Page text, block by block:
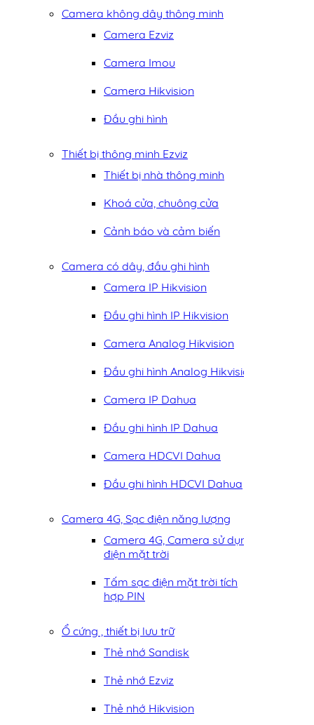
Camera không dây thông minh
Camera Ezviz
Camera Imou
Camera Hikvision
Đầu ghi hình
Thiết bị thông minh Ezviz
Thiết bị nhà thông minh
Khoá cửa, chuông cửa
Cảnh báo và cảm biến
Camera có dây, đầu ghi hình
Camera IP Hikvision
Đầu ghi hình IP Hikvision
Camera Analog Hikvision
Đầu ghi hình Analog Hikvision
Camera IP Dahua
Đầu ghi hình IP Dahua
Camera HDCVI Dahua
Đầu ghi hình HDCVI Dahua
Camera 4G, Sạc điện năng lượng
Camera 4G, Camera sử dụng
điện mặt trời
Tấm sạc điện mặt trời tích
hợp PIN
Ổ cứng , thiết bị lưu trữ
Thẻ nhớ Sandisk
Thẻ nhớ Ezviz
Thẻ nhớ Hikvision